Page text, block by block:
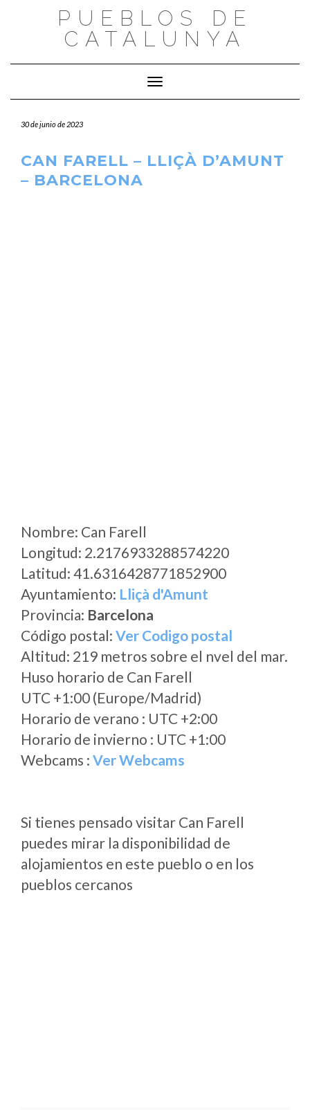
PUEBLOS DE
CATALUNYA
Cambiar modo de navegación
30 de junio de 2023
CAN FARELL – LLIÇÀ D’AMUNT
– BARCELONA
Nombre: Can Farell
Longitud: 2.2176933288574220
Latitud: 41.6316428771852900
Ayuntamiento: Lliçà d'Amunt
Provincia: Barcelona
Código postal: Ver Codigo postal
Altitud: 219 metros sobre el nvel del mar.
Huso horario de Can Farell
UTC +1:00 (Europe/Madrid)
Horario de verano : UTC +2:00
Horario de invierno : UTC +1:00
Webcams : Ver Webcams
Si tienes pensado visitar Can Farell
puedes mirar la disponibilidad de
alojamientos en este pueblo o en los
pueblos cercanos